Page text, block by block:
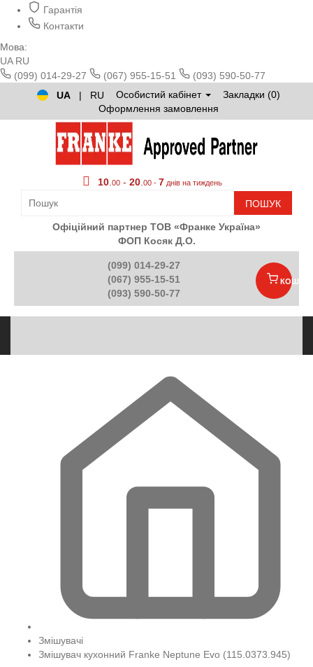
Гарантія
Контакти
Мова:
UA RU
(099) 014-29-27
(067) 955-15-51
(093) 590-50-77
UA
| RU Особистий кабінет
Закладки (0)
Оформлення замовлення
10 00 - 20 00 - 7 днів на тиждень
ПОШУК
Офіційний партнер ТОВ «Франке Україна»
ФОП Косяк Д.О.
(099) 014-29-27
(067) 955-15-51
(093) 590-50-77
КОШИК
Змішувачі
Змішувач кухонний Franke Neptune Evo (115.0373.945)